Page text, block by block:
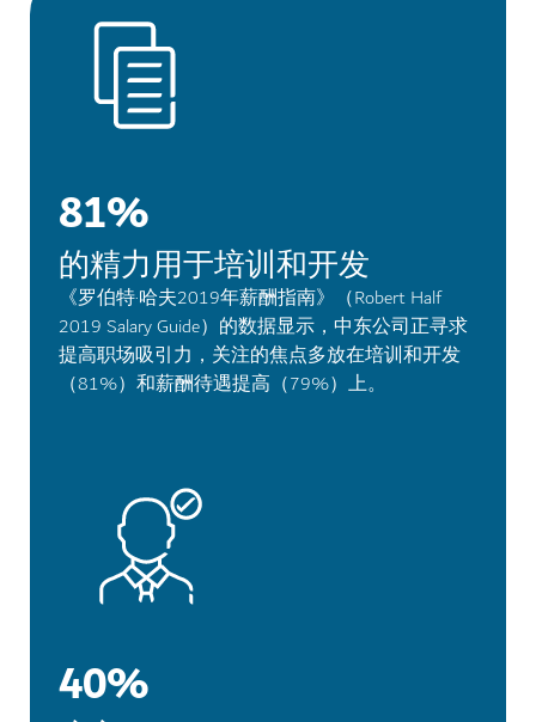
81%
的精力用于培训和开发
《罗伯特·哈夫2019年薪酬指南》（Robert Half
2019 Salary Guide）的数据显示，中东公司正寻求
提高职场吸引力，关注的焦点多放在培训和开发
（81%）和薪酬待遇提高（79%）上。
40%